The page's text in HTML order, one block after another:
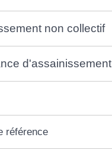
non collectif
d'assainissement
référence